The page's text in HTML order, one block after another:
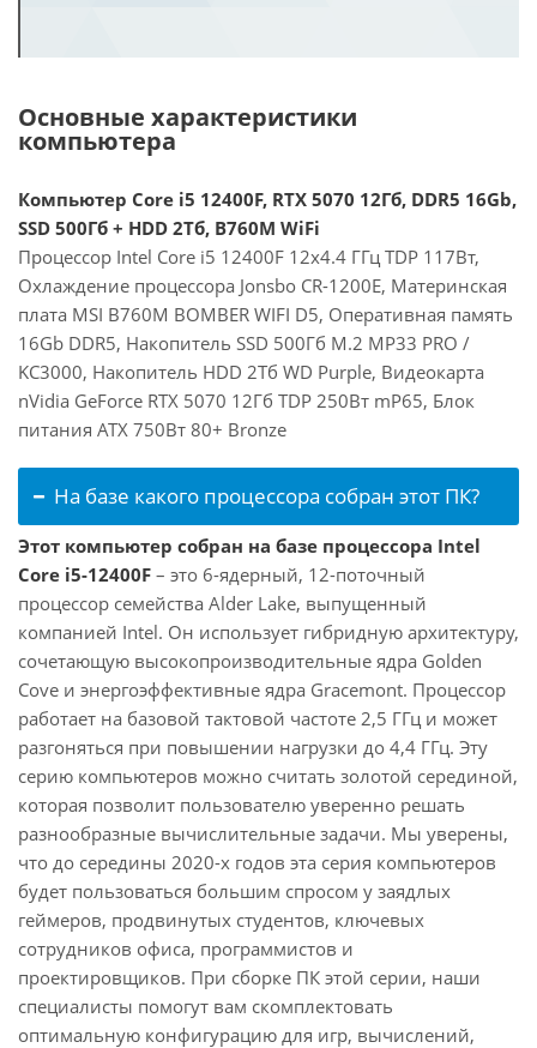
Основные характеристики
компьютера
Компьютер Core i5 12400F, RTX 5070 12Гб, DDR5 16Gb,
SSD 500Гб + HDD 2Тб, B760M WiFi
Процессор Intel Core i5 12400F 12x4.4 ГГц TDP 117Вт,
Охлаждение процессора Jonsbo CR-1200E, Материнская
плата MSI B760M BOMBER WIFI D5, Оперативная память
16Gb DDR5, Накопитель SSD 500Гб M.2 MP33 PRO /
KC3000, Накопитель HDD 2Тб WD Purple, Видеокарта
nVidia GeForce RTX 5070 12Гб TDP 250Вт mP65, Блок
питания ATX 750Вт 80+ Bronze
На базе какого процессора собран этот ПК?
Этот компьютер собран на базе процессора Intel
Core i5-12400F – это 6-ядерный, 12-поточный
процессор семейства Alder Lake, выпущенный
компанией Intel. Он использует гибридную архитектуру,
сочетающую высокопроизводительные ядра Golden
Cove и энергоэффективные ядра Gracemont. Процессор
работает на базовой тактовой частоте 2,5 ГГц и может
разгоняться при повышении нагрузки до 4,4 ГГц. Эту
серию компьютеров можно считать золотой серединой,
которая позволит пользователю уверенно решать
разнообразные вычислительные задачи. Мы уверены,
что до середины 2020-х годов эта серия компьютеров
будет пользоваться большим спросом у заядлых
геймеров, продвинутых студентов, ключевых
сотрудников офиса, программистов и
проектировщиков. При сборке ПК этой серии, наши
специалисты помогут вам скомплектовать
оптимальную конфигурацию для игр, вычислений,